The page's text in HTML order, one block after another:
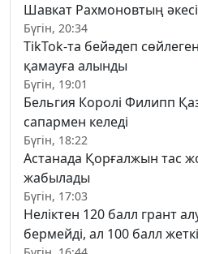
Шавкат Рахмоновтың әкесі
Бүгін, 20:34
TikTok-та бейәдеп
қамауға алынды
Бүгін, 19:01
Бельгия Королі Филипп
сапармен келеді
Бүгін, 18:22
Астанада Қорғалжын тас
жабылады
Бүгін, 17:03
Неліктен 120 балл грант
бермейді, ал 100 балл